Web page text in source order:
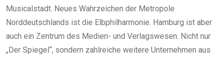
Musicalstadt. Neues Wahrzeichen der Metropole
Norddeutschlands ist die Elbphilharmonie. Hamburg ist aber
auch ein Zentrum des Medien- und Verlagswesen. Nicht nur
„Der Spiegel“, sondern zahlreiche weitere Unternehmen aus